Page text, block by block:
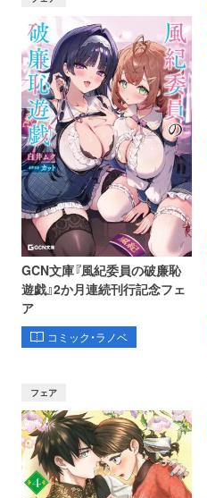
GCN文庫『風紀委員の破廉恥
遊戯』2か月連続刊行記念フェ
ア
コミック・ラノベ
フェア